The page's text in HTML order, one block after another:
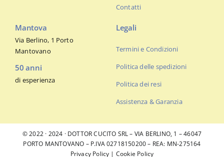
Contatti
Mantova
Via Berlino, 1 Porto
Mantovano
50 anni
di esperienza
Legali
Termini e Condizioni
Politica delle spedizioni
Politica dei resi
Assistenza & Garanzia
© 2022 · 2024 · DOTTOR CUCITO SRL – VIA BERLINO, 1 – 46047
PORTO MANTOVANO – P.IVA 02718150200 – REA: MN-275164
Privacy Policy | Cookie Policy